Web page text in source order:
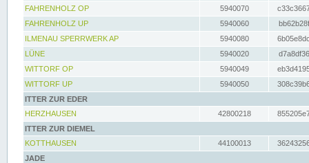
FAHRENHOLZ OP
5940070
FAHRENHOLZ UP
5940060
ILMENAU SPERRWERK AP
5940080
LÜNE
5940020
WITTORF OP
5940049
WITTORF UP
5940050
ITTER ZUR EDER
HERZHAUSEN
42800218
ITTER ZUR DIEMEL
KOTTHAUSEN
44100013
JADE